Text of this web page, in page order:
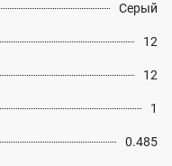
Серый
12
12
1
0.485